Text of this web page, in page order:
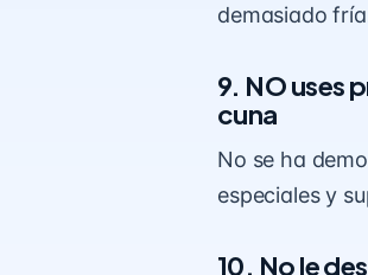
demasiado
9. NO uses
cuna
No se ha
especiales y
10. No le